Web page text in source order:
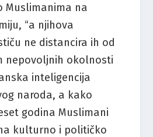
Muslimanima na
“a njihova
ne distancira ih od
nepovoljnih okolnosti
inteligencija
naroda, a kako
godina Muslimani
kulturno i političko